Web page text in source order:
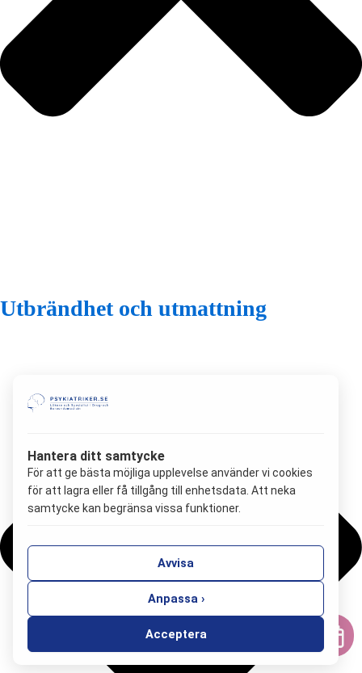
Utbrändhet och utmattning
Hantera ditt samtycke
För att ge bästa möjliga upplevelse använder vi cookies
för att lagra eller få tillgång till enhetsdata. Att neka
samtycke kan begränsa vissa funktioner.
Avvisa
Anpassa ›
Acceptera